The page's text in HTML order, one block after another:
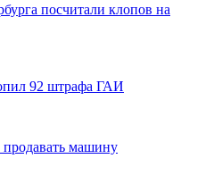
посчитали клопов на
92 штрафа ГАИ
продавать машину